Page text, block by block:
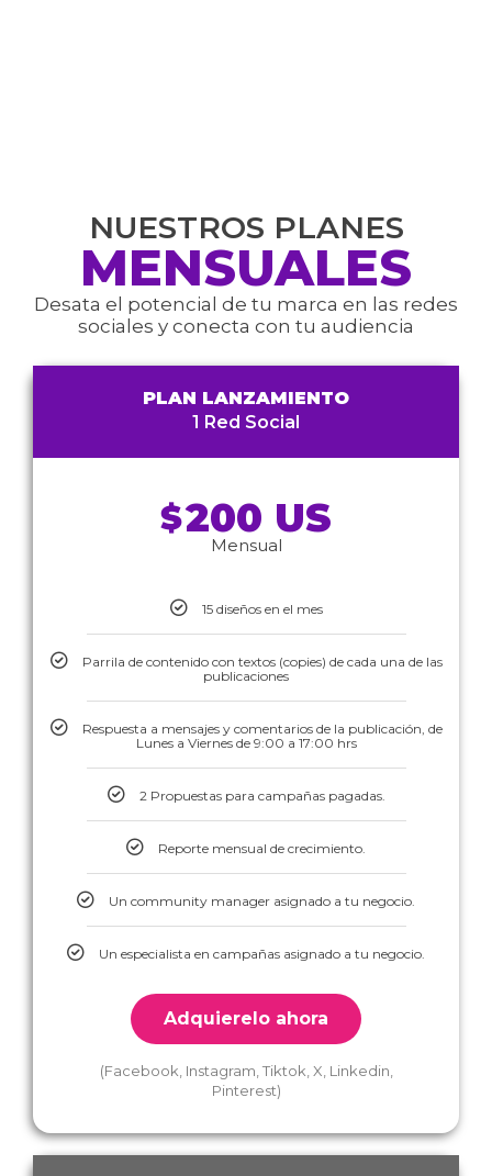
NUESTROS PLANES
MENSUALES
Desata el potencial de tu marca en las redes
sociales y conecta con tu audiencia
PLAN LANZAMIENTO
1 Red Social
$200 US
Mensual
15 diseños en el mes
Parrila de contenido con textos (copies) de cada una de las
publicaciones
Respuesta a mensajes y comentarios de la publicación, de
Lunes a Viernes de 9:00 a 17:00 hrs
2 Propuestas para campañas pagadas.
Reporte mensual de crecimiento.
Un community manager asignado a tu negocio.
Un especialista en campañas asignado a tu negocio.
Adquierelo ahora
(Facebook, Instagram, Tiktok, X, Linkedin,
Pinterest)